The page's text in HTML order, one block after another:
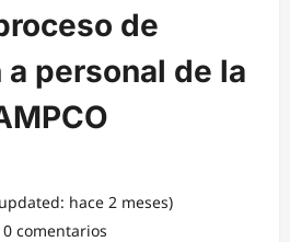
de
personal de la
hace 2 meses)
0 comentarios